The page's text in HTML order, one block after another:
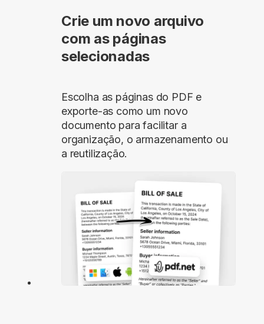
Crie um novo arquivo
com as páginas
selecionadas
Escolha as páginas do PDF e
exporte-as como um novo
documento para facilitar a
organização, o armazenamento ou
a reutilização.